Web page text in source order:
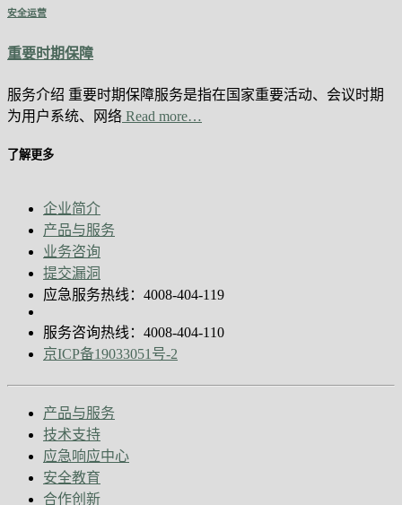
安全运营
重要时期保障
服务介绍 重要时期保障服务是指在国家重要活动、会议时期
为用户系统、网络 Read more…
了解更多
企业简介
产品与服务
业务咨询
提交漏洞
应急服务热线：4008-404-119
服务咨询热线：4008-404-110
京ICP备19033051号-2
产品与服务
技术支持
应急响应中心
安全教育
合作创新